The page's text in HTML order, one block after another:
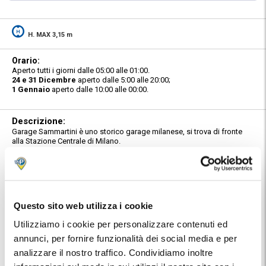
Questo sito web utilizza i cookie
Utilizziamo i cookie per personalizzare contenuti ed
annunci, per fornire funzionalità dei social media e per
analizzare il nostro traffico. Condividiamo inoltre
H. MAX 3,15 m
Orario:
Aperto tutti i giorni dalle 05:00 alle 01:00.
24 e 31 Dicembre aperto dalle 5:00 alle 20:00;
1 Gennaio aperto dalle 10:00 alle 00:00.
Descrizione:
Garage Sammartini è uno storico garage milanese, si trova di fronte
alla Stazione Centrale di Milano.
Caratteristiche:
Custodito da personale. In periodi di intenso traffico, le vetture
presso la struttura principale.
Posti:
Al coperto per mezzi di altezza massima 3,15 metri e di lunghezza non
superiore ai 5 metri. Il parcheggio dispone di 1 colonnina per la ricarica
delle auto elettriche.